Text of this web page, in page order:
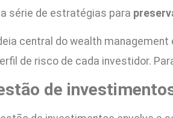
série de estratégias para
central do wealth management
de risco de cada investidor.
de